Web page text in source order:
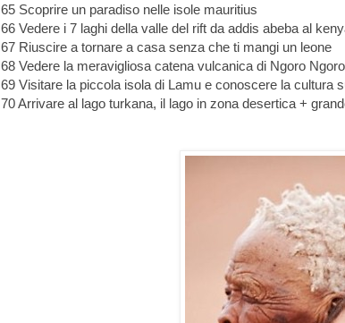
65 Scoprire un paradiso nelle isole mauritius
66 Vedere i 7 laghi della valle del rift da addis abeba al
67 Riuscire a tornare a casa senza che ti mangi un leone
68 Vedere la meravigliosa catena vulcanica di Ngoro
69 Visitare la piccola isola di Lamu e conoscere la cultura
70 Arrivare al lago turkana, il lago in zona desertica +